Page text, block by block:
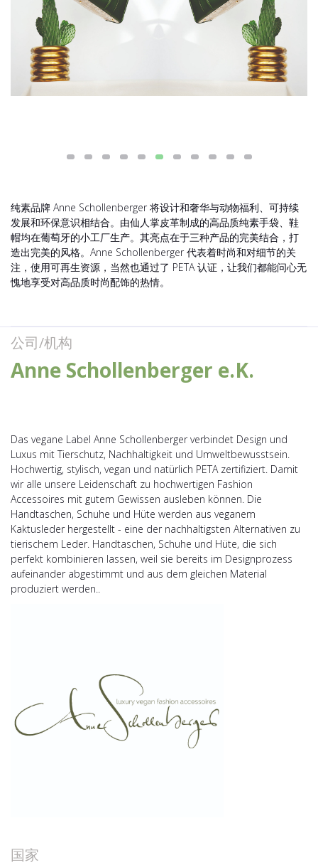
纯素品牌 Anne Schollenberger 将设计和奢华与动物福利、可持续
发展和环保意识相结合。由仙人掌皮革制成的高品质纯素手袋、鞋
帽均在葡萄牙的小工厂生产。其亮点在于三种产品的完美结合，打
造出完美的风格。Anne Schollenberger 代表着时尚和对细节的关
注，使用可再生资源，当然也通过了 PETA 认证，让我们都能问心无
愧地享受对高品质时尚配饰的热情。
公司/机构
Anne Schollenberger e.K.
Das vegane Label Anne Schollenberger verbindet Design und
Luxus mit Tierschutz, Nachhaltigkeit und Umweltbewusstsein.
Hochwertig, stylisch, vegan und natürlich PETA zertifiziert. Damit
wir alle unsere Leidenschaft zu hochwertigen Fashion
Accessoires mit gutem Gewissen ausleben können. Die
Handtaschen, Schuhe und Hüte werden aus veganem
Kaktusleder hergestellt - eine der nachhaltigsten Alternativen zu
tierischem Leder. Handtaschen, Schuhe und Hüte, die sich
perfekt kombinieren lassen, weil sie bereits im Designprozess
aufeinander abgestimmt und aus dem gleichen Material
produziert werden..
国家